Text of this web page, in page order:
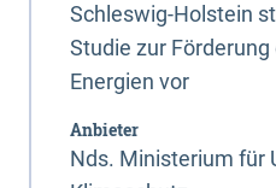
Schleswig-Holstein
Studie zur
Energien vor
Anbieter
Nds. Ministerium für